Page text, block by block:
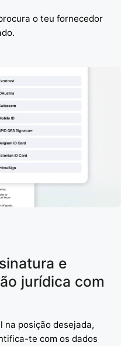
o teu fornecedor
e
jurídica com
na posição desejada,
te com os dados